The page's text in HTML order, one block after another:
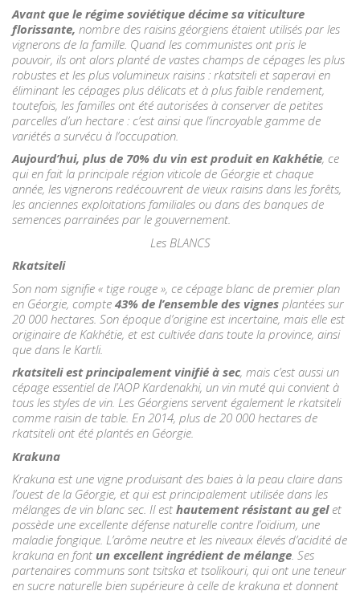
Avant que le régime soviétique décime sa viticulture
florissante, nombre des raisins géorgiens étaient utilisés par les
vignerons de la famille. Quand les communistes ont pris le
pouvoir, ils ont alors planté de vastes champs de cépages les plus
robustes et les plus volumineux raisins : rkatsiteli et saperavi en
éliminant les cépages plus délicats et à plus faible rendement,
toutefois, les familles ont été autorisées à conserver de petites
parcelles d’un hectare : c’est ainsi que l’incroyable gamme de
variétés a survécu à l’occupation.
Aujourd’hui, plus de 70% du vin est produit en Kakhétie, ce
qui en fait la principale région viticole de Géorgie et chaque
année, les vignerons redécouvrent de vieux raisins dans les forêts,
les anciennes exploitations familiales ou dans des banques de
semences parrainées par le gouvernement.
Les BLANCS
Rkatsiteli
Son nom signifie « tige rouge », ce cépage blanc de premier plan
en Géorgie, compte 43% de l’ensemble des vignes plantées sur
20 000 hectares. Son époque d’origine est incertaine, mais elle est
originaire de Kakhétie, et est cultivée dans toute la province, ainsi
que dans le Kartli.
rkatsiteli est principalement vinifié à sec, mais c’est aussi un
cépage essentiel de l’AOP Kardenakhi, un vin muté qui convient à
tous les styles de vin. Les Géorgiens servent également le rkatsiteli
comme raisin de table. En 2014, plus de 20 000 hectares de
rkatsiteli ont été plantés en Géorgie.
Krakuna
Krakuna est une vigne produisant des baies à la peau claire dans
l’ouest de la Géorgie, et qui est principalement utilisée dans les
mélanges de vin blanc sec. Il est hautement résistant au gelet
possède une excellente défense naturelle contre l’oïdium, une
maladie fongique. L’arôme neutre et les niveaux élevés d’acidité de
krakuna en font un excellent ingrédient de mélange. Ses
partenaires communs sont tsitska et tsolikouri, qui ont une teneur
en sucre naturelle bien supérieure à celle de krakuna et donnent